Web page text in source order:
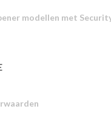
modellen met